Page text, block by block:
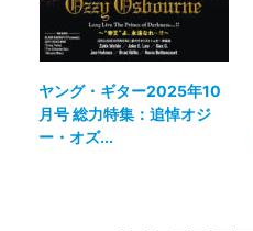
ヤング・ギター2025年10
月号 総力特集：追悼オジ
ー・オズ...